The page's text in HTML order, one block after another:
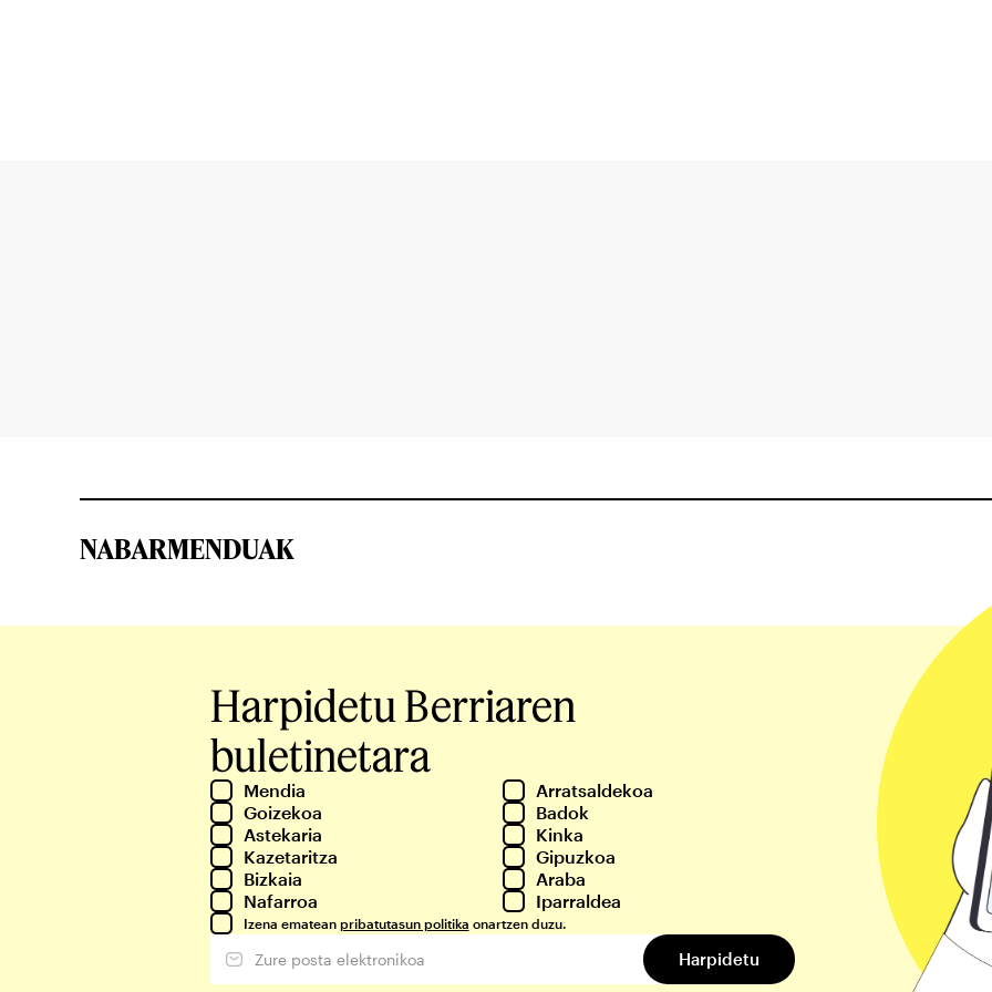
NABARMENDUAK
Harpidetu Berriaren
buletinetara
Mendia
Arratsaldekoa
Goizekoa
Badok
Astekaria
Kinka
Kazetaritza
Gipuzkoa
Bizkaia
Araba
Nafarroa
Iparraldea
Izena ematean pribatutasun politika onartzen duzu.